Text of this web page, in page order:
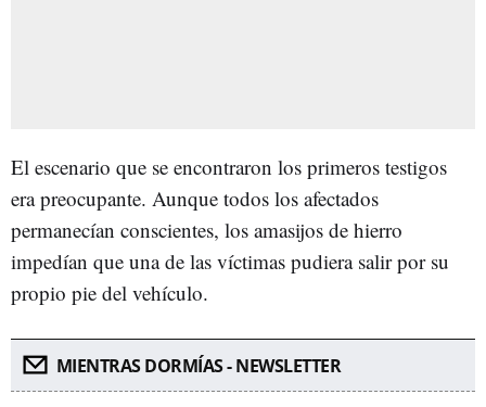
El escenario que se encontraron los primeros testigos
era preocupante. Aunque todos los afectados
permanecían conscientes, los amasijos de hierro
impedían que una de las víctimas pudiera salir por su
propio pie del vehículo.
MIENTRAS DORMÍAS - NEWSLETTER